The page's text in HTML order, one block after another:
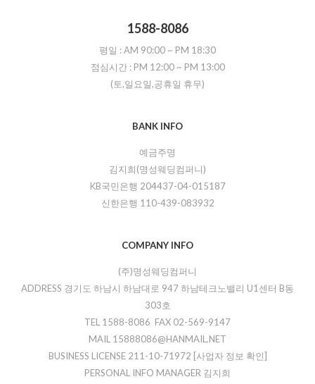
1588-8086
평일 :AM 90:00 ~ PM 18:30
점심시간 : PM 12:00~ PM 13:00
(토,일요일,공휴일 휴무)
BANK INFO
예금주명
김지희(명성웨딩컴퍼니)
KB국민은행 204437-04-015187
신한은행 110-439-083932
COMPANY INFO
(주)명성웨딩컴퍼니
ADDRESS 경기도 하남시 하남대로 947 하남테크노밸리 U1센터 B동
303호
TEL 1588-8086 FAX 02-569-9147
MAIL 15888086@HANMAIL.NET
BUSINESS LICENSE 211-10-71972 [사업자 정보 확인]
PERSONAL INFO MANAGER 김지희